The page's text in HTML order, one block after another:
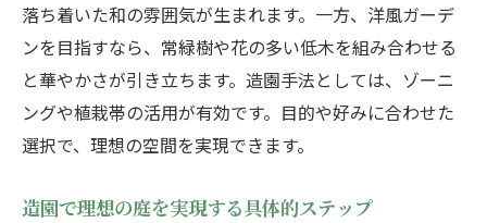
落ち着いた和の雰囲気が生まれます。一方、洋風ガーデ
ンを目指すなら、常緑樹や花の多い低木を組み合わせる
と華やかさが引き立ちます。造園手法としては、ゾーニ
ングや植栽帯の活用が有効です。目的や好みに合わせた
選択で、理想の空間を実現できます。
造園で理想の庭を実現する具体的ステップ